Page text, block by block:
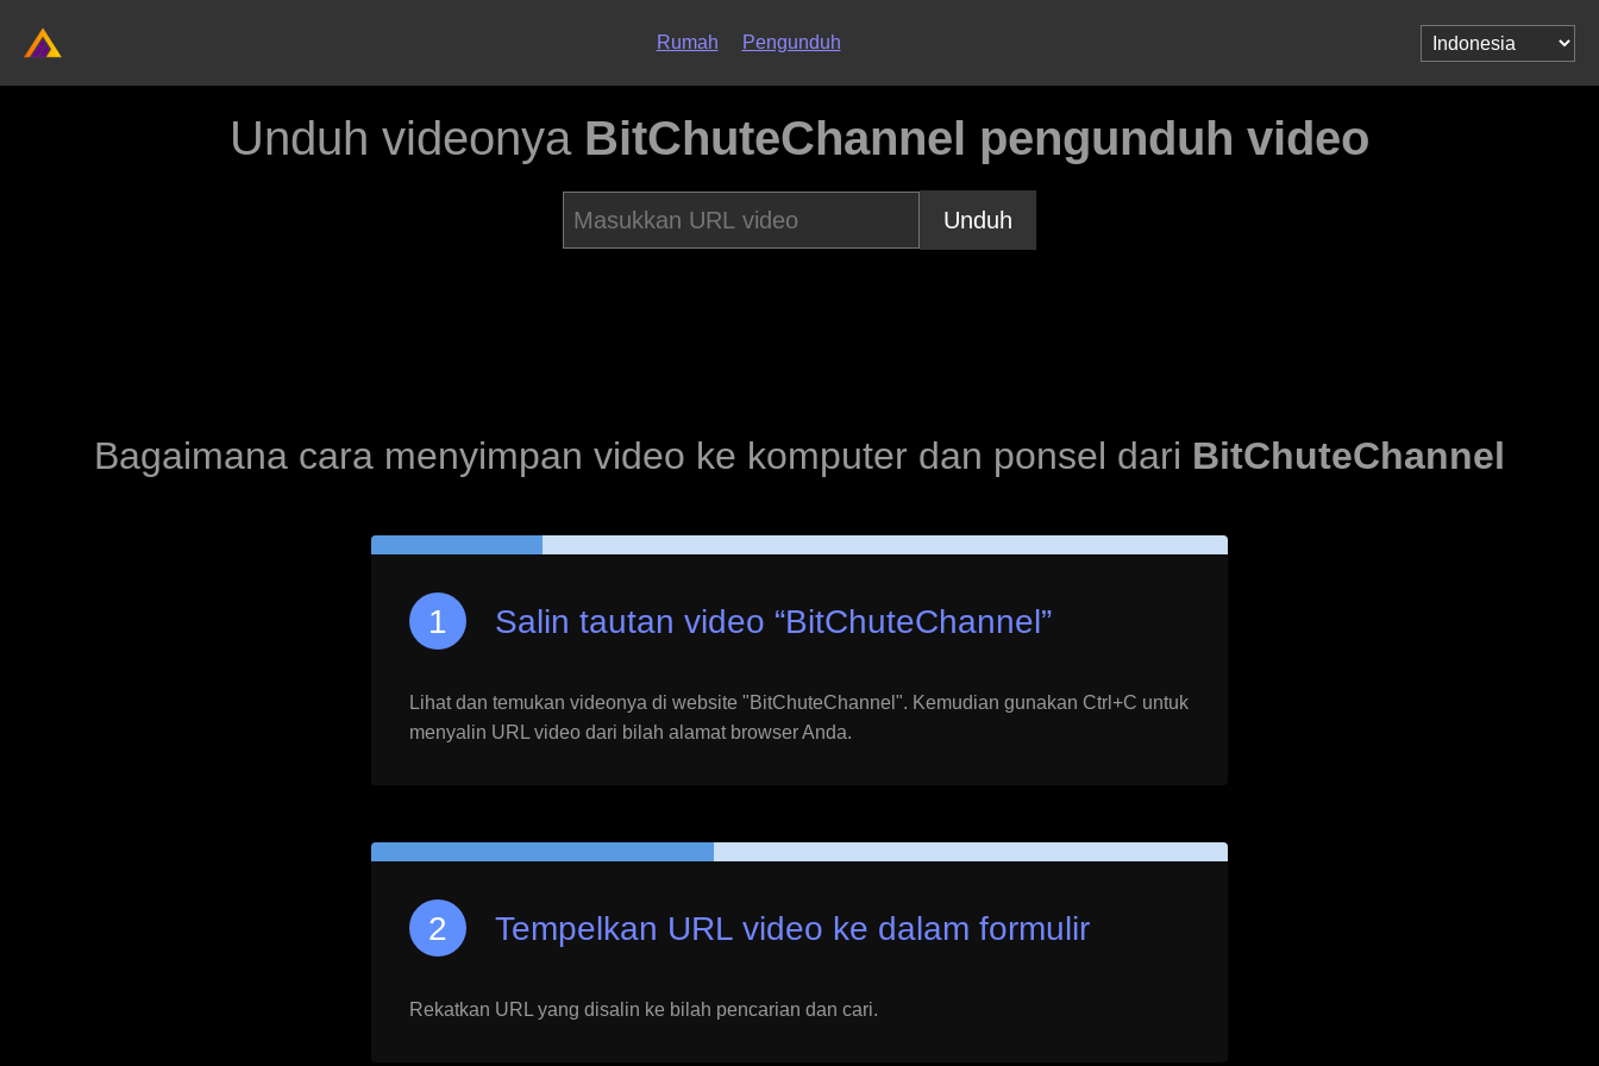
Rumah Pengunduh
Unduh videonya BitChuteChannel pengunduh video
Unduh
Bagaimana cara menyimpan video ke komputer dan ponsel dari BitChuteChannel
Salin tautan video “BitChuteChannel”
Lihat dan temukan videonya di website "BitChuteChannel ". Kemudian gunakan Ctrl+C untuk
menyalin URL video dari bilah alamat browser Anda.
Tempelkan URL video ke dalam formulir
Rekatkan URL yang disalin ke bilah pencarian dan cari.